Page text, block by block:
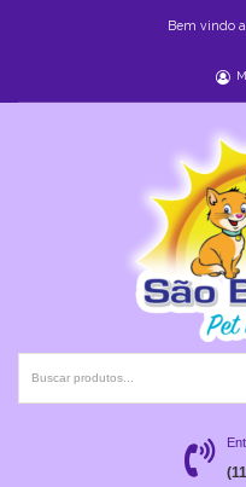
Bem vindo